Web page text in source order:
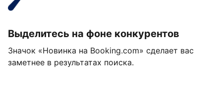
Выделитесь на фоне конкурентов
Значок «Новинка на Booking.com» сделает вас
заметнее в результатах поиска.